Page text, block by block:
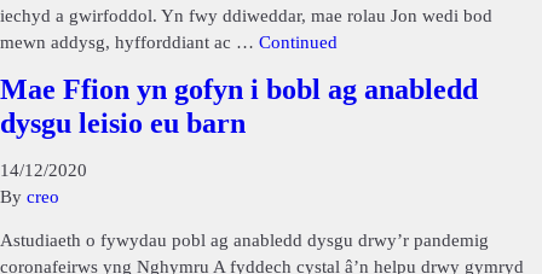
iechyd a gwirfoddol. Yn fwy ddiweddar, mae rolau Jon wedi bod
mewn addysg, hyfforddiant ac … Continued
Mae Ffion yn gofyn i bobl ag anabledd
dysgu leisio eu barn
14/12/2020
By creo
Astudiaeth o fywydau pobl ag anabledd dysgu drwy’r pandemig
coronafeirws yng Nghymru A fyddech cystal â’n helpu drwy gymryd